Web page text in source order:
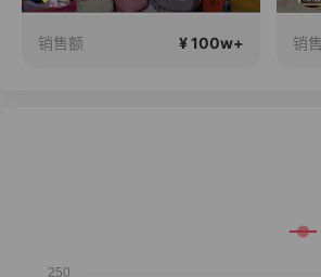
销售额 ¥ 100w+ 销